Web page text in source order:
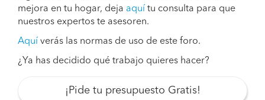
mejora en tu hogar, deja aquí tu consulta para que
nuestros expertos te asesoren.
Aquí verás las normas de uso de este foro.
¿Ya has decidido qué trabajo quieres hacer?
¡Pide tu presupuesto Gratis!